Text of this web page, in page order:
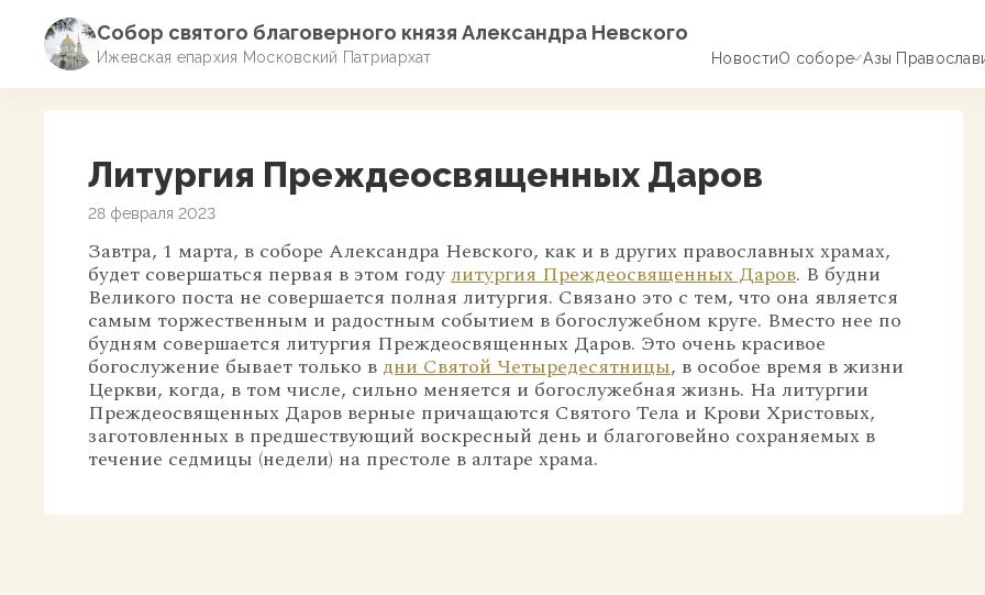
Собор святого благоверного князя Александра Невского
Ижевская епархия Московский Патриархат НовостиО соборе Азы
Литургия Преждеосвященных Даров
28 февраля 2023
Завтра, 1 марта, в соборе Александра Невского, как и в других православных храмах,
будет совершаться первая в этом годулитургия Преждеосвященных Даров. В будни
Великого поста не совершается полная литургия. Связано это с тем, что она является
самым торжественным и радостным событием в богослужебном круге. Вместо нее по
будням совершается литургия Преждеосвященных Даров. Это очень красивое
богослужение бывает только в дни Святой Четыредесятницы, в особое время в жизни
Церкви, когда, в том числе, сильно меняется и богослужебная жизнь. На литургии
Преждеосвященных Даров верные причащаются Святого Тела и Крови Христовых,
заготовленных в предшествующий воскресный день и благоговейно сохраняемых в
течение седмицы (недели) на престоле в алтаре храма.